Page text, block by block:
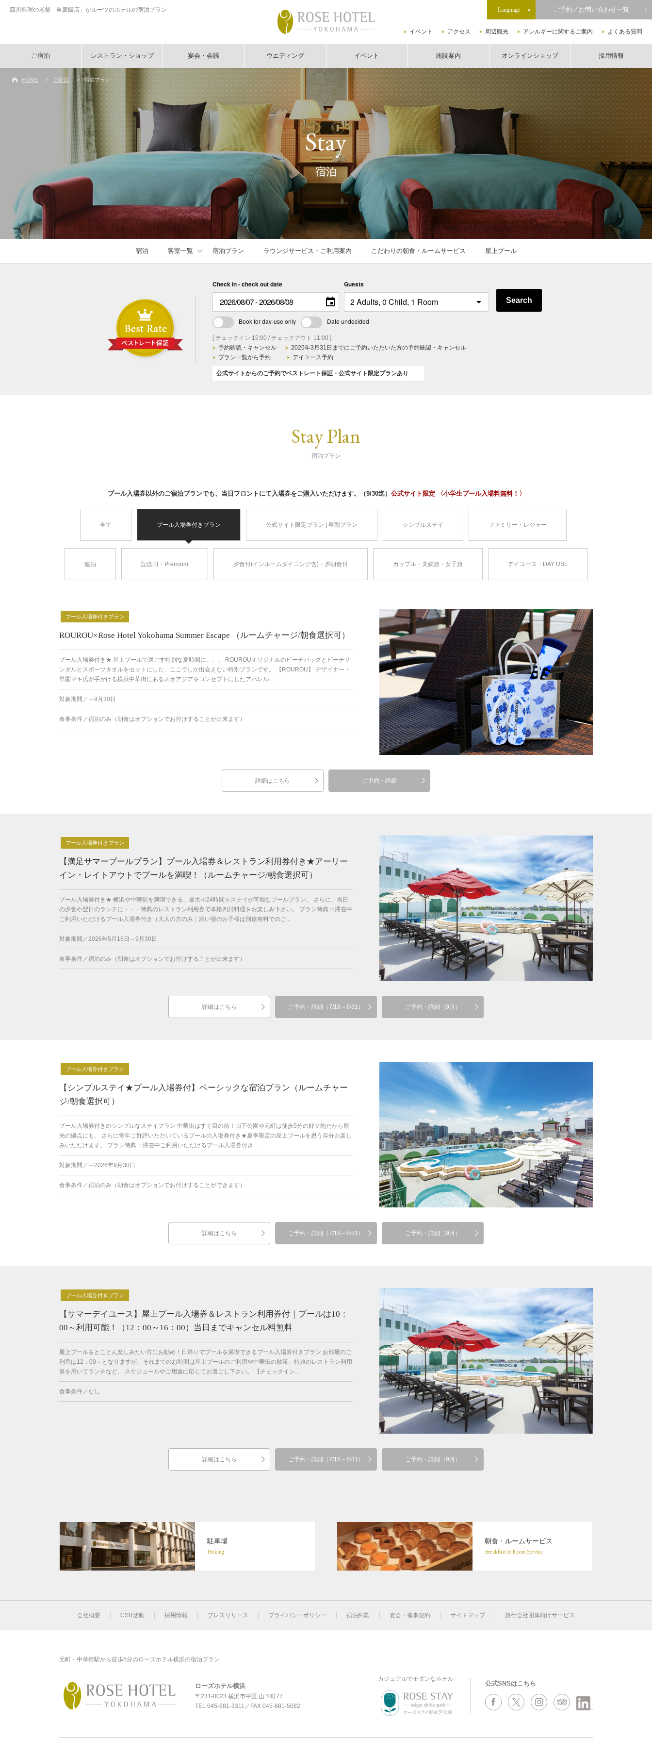
四川料理の老舗「重慶飯店」がルーツのホテルの宿泊プラン
イベント アクセス 周辺観光 アレルギーに関するご案内 よくある質問
ご宿泊 レストラン・ショップ 宴会・会議 ウエディング イベント 施設案内 オンラインショップ 採用情報
Language ご予約／お問い合わせ一覧
HOME ご宿泊 宿泊プラン
Stay
宿泊
宿泊 客室一覧 宿泊プラン ラウンジサービス・ご利用案内 こだわりの朝食・ルームサービス 屋上プール
Check in - check out date Guests
Search
Book for day-use only Date undecided
[ チェックイン 15:00 / チェックアウト 11:00 ]
予約確認・キャンセル
2026年3月31日までにご予約いただいた方の予約確認・キャンセル
プラン一覧から予約
デイユース予約
公式サイトからのご予約でベストレート保証・公式サイト限定プランあり
Stay Plan
宿泊プラン
プール入場券以外のご宿泊プランでも、当日フロントにて入場券をご購入いただけます。（9/30迄） 公式サイト限定 〈小学生プール入場料無料！〉
全て プール入場券付きプラン 公式サイト限定プラン | 早割プラン シンプルステイ ファミリー・レジャー
連泊 記念日・Premium 夕食付(インルームダイニング含)・夕朝食付 カップル・夫婦旅・女子旅 デイユース・DAY USE
プール入場券付きプラン
ROUROU×Rose Hotel Yokohama Summer Escape （ルームチャージ/朝食選択可）
プール入場券付き★ 屋上プールで過ごす特別な夏時間に、、、 ROUROUオリジナルのビーチバッグとビーチサ
ンダルとスポーツタオルをセットにした、ここでしか出会えない特別プランです。 【ROUROU】 デザイナー・
早園マキ氏が手がける横浜中華街にあるネオアジアをコンセプトにしたアパレル...
対象期間／～9月30日
食事条件／宿泊のみ（朝食はオプションでお付けすることが出来ます）
詳細はこちら ご予約・詳細
プール入場券付きプラン
【満足サマープールプラン】プール入場券＆レストラン利用券付き★アーリー
イン・レイトアウトでプールを満喫！（ルームチャージ/朝食選択可）
プール入場券付き★ 横浜や中華街を満喫できる、最大≪24時間≫ステイが可能なプールプラン。 さらに、当日
の夕食や翌日のランチに・・・特典のレストラン利用券で本格四川料理をお楽しみ下さい。 プラン特典 □.滞在中
ご利用いただけるプール入場券付き（大人の方のみ｜添い寝のお子様は別途有料でのご...
対象期間／2026年5月16日～9月30日
食事条件／宿泊のみ（朝食はオプションでお付けすることが出来ます）
詳細はこちら ご予約・詳細（7/18～8/31） ご予約・詳細（9月）
プール入場券付きプラン
【シンプルステイ★プール入場券付】ベーシックな宿泊プラン（ルームチャー
ジ/朝食選択可）
プール入場券付きのシンプルなステイプラン 中華街はすぐ目の前！山下公園や元町は徒歩5分の好立地だから観
光の拠点にも。 さらに毎年ご好評いただいているプールの入場券付き★夏季限定の屋上プールを思う存分お楽し
みいただけます。 プラン特典 □.滞在中ご利用いただけるプール入場券付き ...
対象期間／～2026年9月30日
食事条件／宿泊のみ（朝食はオプションでお付けすることができます）
詳細はこちら ご予約・詳細（7/18～8/31） ご予約・詳細（9月）
プール入場券付きプラン
【サマーデイユース】屋上プール入場券＆レストラン利用券付｜プールは10：
00～利用可能！（12：00～16：00）当日までキャンセル料無料
屋上プールをとことん楽しみたい方にお勧め！日帰りでプールを満喫できるプール入場券付きプラン お部屋のご
利用は12：00～となりますが、それまでのお時間は屋上プールのご利用や中華街の散策、特典のレストラン利用
券を用いてランチなど、 スケジュールやご用途に応じてお過ごし下さい。 【チェックイン...
食事条件／なし
詳細はこちら ご予約・詳細（7/18～8/31） ご予約・詳細（9月）
駐車場
Parking
朝食・ルームサービス
Breakfast & Room Service
会社概要 CSR活動 採用情報 プレスリリース プライバシーポリシー 宿泊約款 宴会・催事規約 サイトマップ 旅行会社団体向けサービス
元町・中華街駅から徒歩5分のローズホテル横浜の宿泊プラン
ローズホテル横浜
〒231-0023 横浜市中区 山下町77
TEL 045-681-3311 ／FAX 045-681-5082
カジュアルでモダンなホテル
公式SNSはこちら